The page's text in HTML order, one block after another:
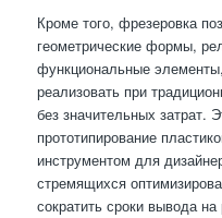
Кроме того, фрезеровка
геометрические формы,
функциональные
реализовать при
без значительных затрат.
прототипирование
инструментом для
стремящихся
сократить сроки вывода на